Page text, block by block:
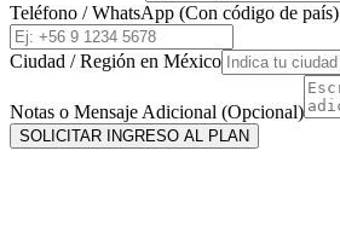
Teléfono / WhatsApp (Con código de país)
Ciudad / Región en México
Notas o Mensaje Adicional (Opcional)
SOLICITAR INGRESO AL PLAN